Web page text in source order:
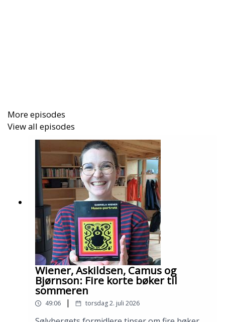
More episodes
View all episodes
Wiener, Askildsen, Camus og
Bjørnson: Fire korte bøker til
sommeren
49:06 | torsdag 2. juli 2026